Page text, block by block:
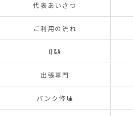
代表あいさつ
ご利用の流れ
Q&A
出張専門
パンク修理